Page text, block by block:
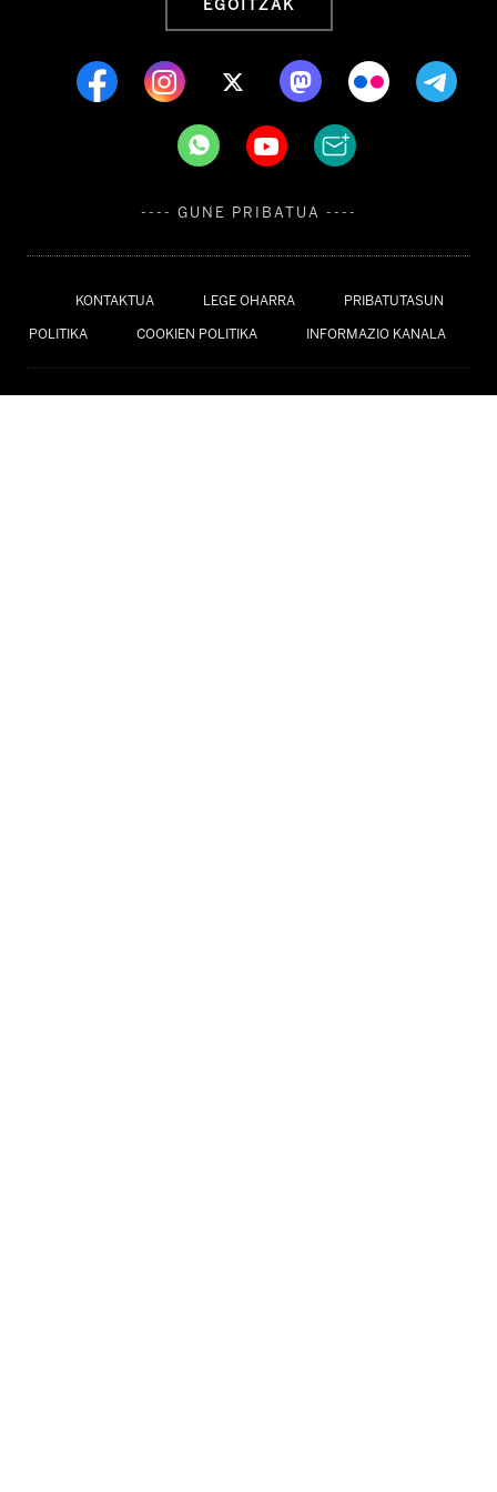
KONTAKTUA LEGE OHARRA PRIBATUTASUN
POLITIKA COOKIEN POLITIKA INFORMAZIO KANALA
EGOITZAK
---- GUNE PRIBATUA ----